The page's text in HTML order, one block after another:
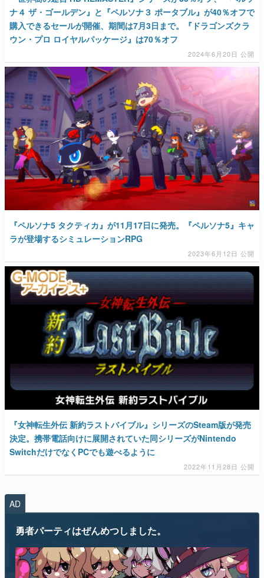
ナ４ ザ・ゴールデン』と『ペルソナ３ ポータブル』が40％オフで
購入できるセールが開催、期間は7月3日まで。『ドラゴンズクラ
ウン・プロ ロイヤルパッケージ』は70％オフ
2024年6月20日 公開
『ペルソナ5 タクティカ』が11月17日に発売。『ペルソナ5』キャ
ラが登場するシミュレーションRPG
2023年6月12日 公開
『女神転生外伝 新約ラストバイブル』シリーズのSteam版が発売
決定。携帯電話向けに展開されていた同シリーズがNintendo
SwitchだけでなくPCでも遊べるように
2022年11月28日 公開
AD
勇者パーティはぜんめつしました。